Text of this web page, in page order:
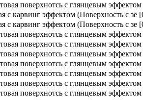
поверхнотсь с глянцевым эффектом
c карвинг эффектом (Поверхность с зе
c карвинг эффектом (Поверхность с зе
поверхнотсь с глянцевым эффектом
поверхнотсь с глянцевым эффектом
поверхнотсь с глянцевым эффектом
поверхнотсь с глянцевым эффектом
поверхнотсь с глянцевым эффектом
поверхнотсь с глянцевым эффектом
поверхнотсь с глянцевым эффектом